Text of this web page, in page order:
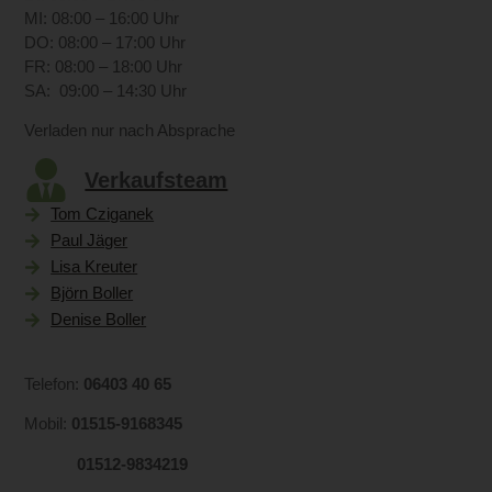
MI: 08:00 – 16:00 Uhr
DO: 08:00 – 17:00 Uhr
FR: 08:00 – 18:00 Uhr
SA: 09:00 – 14:30 Uhr
Verladen nur nach Absprache
Verkaufsteam
Tom Cziganek
Paul Jäger
Lisa Kreuter
Björn Boller
Denise Boller
Telefon: 06403 40 65
Mobil: 01515-9168345
01512-9834219